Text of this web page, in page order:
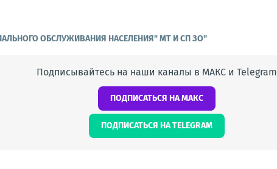
ОБСЛУЖИВАНИЯ НАСЕЛЕНИЯ" МТ И СП ЗО"
Подписывайтесь на наши каналы в МАКС и Telegram
ПОДПИСАТЬСЯ НА МАКС
ПОДПИСАТЬСЯ НА TELEGRAM